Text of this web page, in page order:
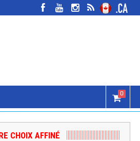
0
CHOIX AFFINÉ